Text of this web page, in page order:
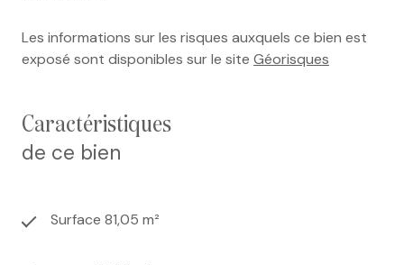
Les informations sur les risques auxquels ce bien est
exposé sont disponibles sur le site Géorisques
caractéristiques
de ce bien
Surface 81,05 m²